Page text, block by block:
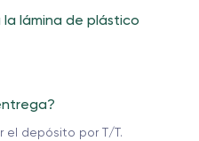
la lámina de plástico
el depósito por T/T.